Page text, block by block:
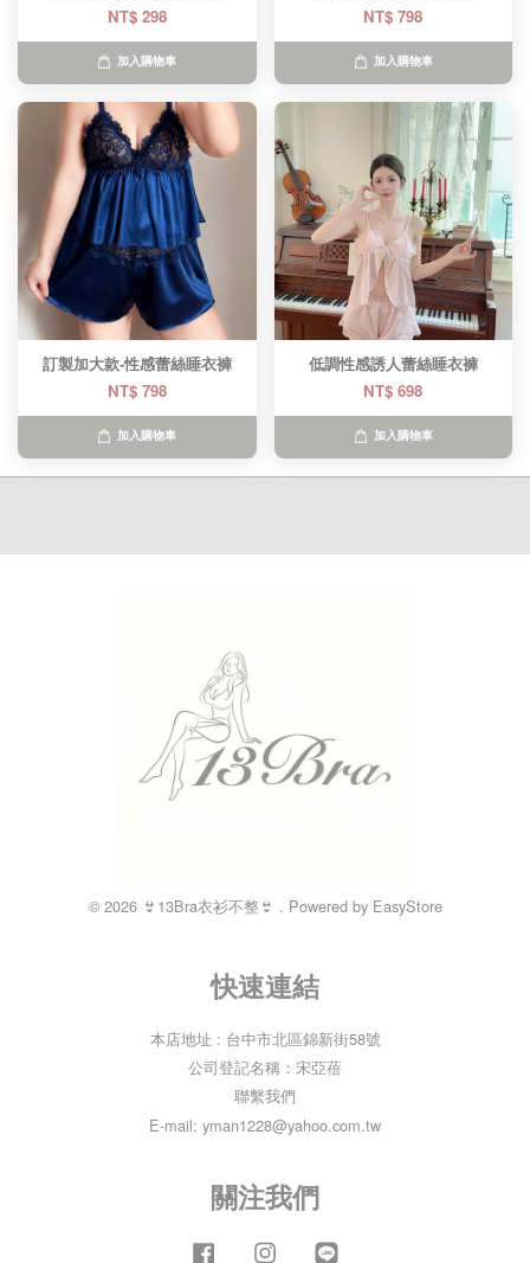
NT$ 298
加入購物車
NT$ 798
加入購物車
訂製加大款-性感蕾絲睡衣褲
NT$ 798
加入購物車
低調性感誘人蕾絲睡衣褲
NT$ 698
加入購物車
© 2026 👙13Bra衣衫不整👙 . Powered by EasyStore
快速連結
本店地址 : 台中市北區錦新街58號
公司登記名稱：宋亞蓓
聯繫我們
E-mail: yman1228@yahoo.com.tw
關注我們
Facebook Instagram